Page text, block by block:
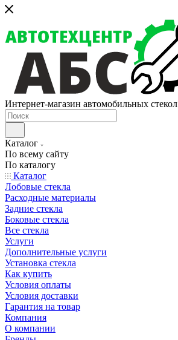
Интернет-магазин автомобильных стекол
Каталог
По всему сайту
По каталогу
Каталог
Лобовые стекла
Расходные материалы
Задние стекла
Боковые стекла
Все стекла
Услуги
Дополнительные услуги
Установка стекла
Как купить
Условия оплаты
Условия доставки
Гарантия на товар
Компания
О компании